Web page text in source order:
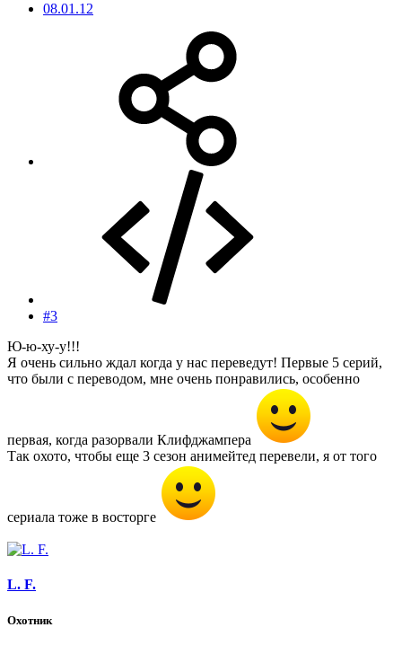
08.01.12
#3
Ю-ю-ху-у!!!
Я очень сильно ждал когда у нас переведут! Первые 5 серий,
что были с переводом, мне очень понравились, особенно
первая, когда разорвали Клифджампера
Так охото, чтобы еще 3 сезон анимейтед перевели, я от того
сериала тоже в восторге
L. F.
Охотник